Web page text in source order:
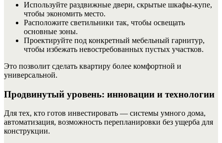
Используйте раздвижные двери, скрытые шкафы-купе,
чтобы экономить место.
Расположите светильники так, чтобы освещать
основные зоны.
Проектируйте под конкретный мебельный гарнитур,
чтобы избежать невостребованных пустых участков.
Это позволит сделать квартиру более комфортной и
универсальной.
Продвинутый уровень: инновации и технологии
Для тех, кто готов инвестировать — системы умного дома,
автоматизация, возможность перепланировки без ущерба для
конструкции.